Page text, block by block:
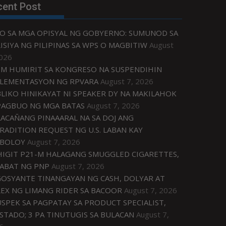
Post
SA MGA OPISYAL NG GOBYERNO: SUMUNOD SA
NG PILIPINAS SA WPS O MAGBITIW August
HUMIRIT SA KONGRESO NA SUSPENDIHIN
NG RPVARA August 7, 2026
HINIKAYAT NI SPEAKER DY NA MAKILAHOK
NG MGA BATAS August 7, 2026
PINAAARAL NA SA DOJ ANG
REQUEST NG U.S. LABAN KAY
August 7, 2026
P21-M HALAGANG SMUGGLED CIGARETTES,
NG PNP August 7, 2026
TINANGAYAN NG CASH, DOLYAR AT
NG LIMANG RIDER SA BACOOR August 7, 2026
SA PAGPATAY SA PRODUCT SPECIALIST,
3 PA TINUTUGIS SA BULACAN August 7,